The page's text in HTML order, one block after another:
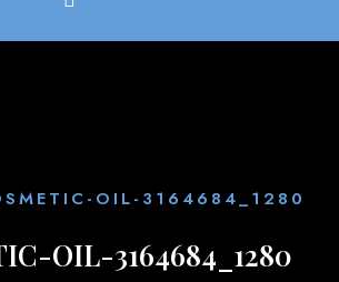
OIL-3164684_1280
OIL-3164684_1280